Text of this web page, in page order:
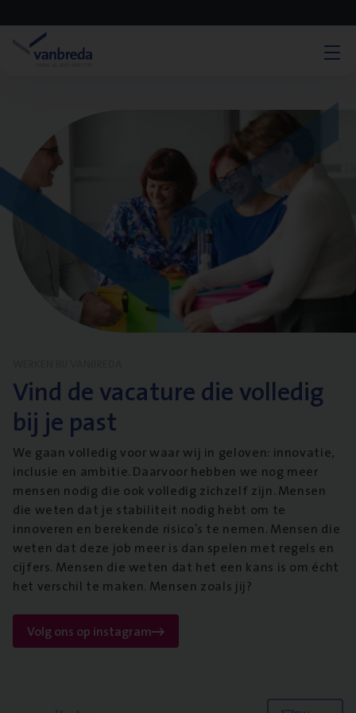
Vind de vacature die volledig
bij je past
We gaan volledig voor waar wij in geloven: innovatie,
inclusie en ambitie. Daarvoor hebben we nog meer
mensen nodig die ook volledig zichzelf zijn. Mensen
die weten dat je stabiliteit nodig hebt om te
innoveren en berekende risico’s te nemen. Mensen die
weten dat deze job meer is dan spelen met regels en
cijfers. Mensen die weten dat het een kans is om écht
het verschil te maken. Mensen zoals jij?
Volg ons op instagram